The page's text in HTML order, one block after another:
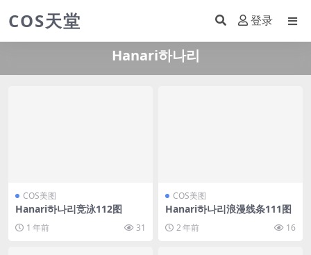
COS天堂 登录
Hanari하나리
COS美图
Hanari하나리竞泳112图
1 年前 31
COS美图
Hanari하나리浪漫线条111图
2 年前 16